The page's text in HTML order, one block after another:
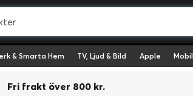
& Smarta Hem TV, Ljud & Bild Apple Mobil
Fri frakt över 800 kr.